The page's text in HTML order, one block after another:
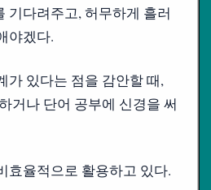
기다려주고, 허무하게 흘러
야겠다.
가 있다는 점을 감안할 때,
거나 단어 공부에 신경을 써
효율적으로 활용하고 있다.